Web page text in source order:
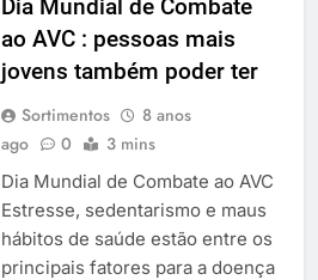
Dia Mundial de Combate
ao AVC : pessoas mais
jovens também poder ter
Sortimentos
8 anos
ago
0 3 mins
Dia Mundial de Combate ao AVC
Estresse, sedentarismo e maus
hábitos de saúde estão entre os
principais fatores para a doença